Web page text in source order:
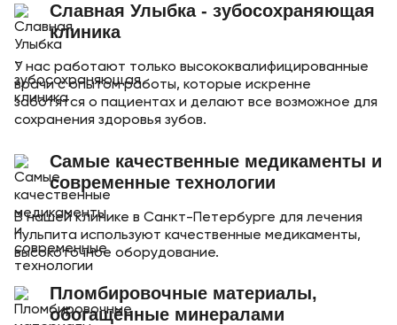
Славная Улыбка - зубосохраняющая
клиника
У нас работают только высококвалифицированные
врачи с опытом работы, которые искренне
заботятся о пациентах и делают все возможное для
сохранения здоровья зубов.
Самые качественные медикаменты и
современные технологии
В нашей клинике в Санкт-Петербурге для лечения
пульпита используют качественные медикаменты,
высокоточное оборудование.
Пломбировочные материалы,
обогащённые минералами